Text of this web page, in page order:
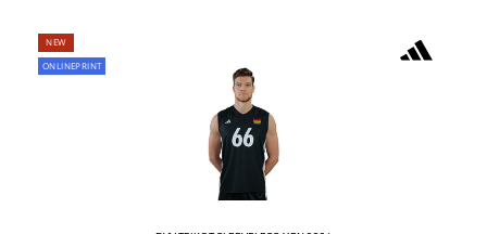
NEW
ONLINEPRINT